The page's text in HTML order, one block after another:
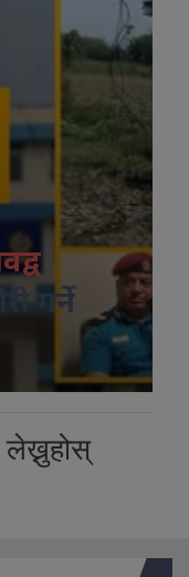
गर्ने
लेख्नुहोस्